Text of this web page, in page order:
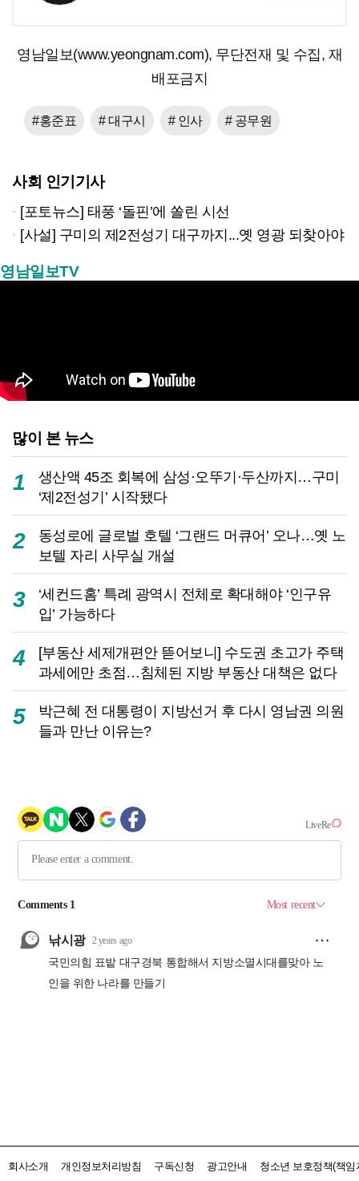
영남일보(www.yeongnam.com), 무단전재 및 수집, 재
배포금지
#홍준표 # 대구시 # 인사 # 공무원
사회 인기기사
[포토뉴스] 태풍 ‘돌핀’에 쏠린 시선
[사설] 구미의 제2전성기 대구까지...옛 영광 되찾아야
영남일보TV
많이 본 뉴스
1
생산액 45조 회복에 삼성·오뚜기·두산까지…구미
‘제2전성기’ 시작됐다
2
동성로에 글로벌 호텔 ‘그랜드 머큐어’ 오나…옛 노
보텔 자리 사무실 개설
3
‘세컨드홈’ 특례 광역시 전체로 확대해야 ‘인구유
입’ 가능하다
4
[부동산 세제개편안 뜯어보니] 수도권 초고가 주택
과세에만 초점…침체된 지방 부동산 대책은 없다
5
박근혜 전 대통령이 지방선거 후 다시 영남권 의원
들과 만난 이유는?
회사소개 개인정보처리방침 구독신청 광고안내 청소년 보호정책(책임